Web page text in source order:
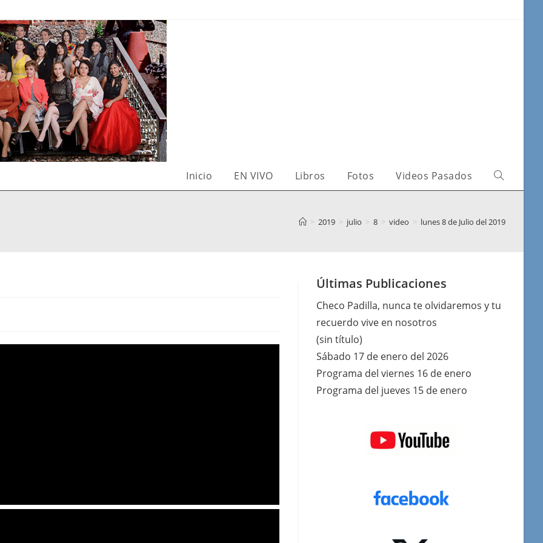
Inicio EN VIVO Libros Fotos Videos Pasados
> 2019 > julio > 8 > video > lunes 8 de Julio del 2019
Últimas Publicaciones
Checo Padilla, nunca te olvidaremos y tu
recuerdo vive en nosotros
(sin título)
Sábado 17 de enero del 2026
Programa del viernes 16 de enero
Programa del jueves 15 de enero